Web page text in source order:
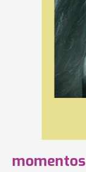
momentos